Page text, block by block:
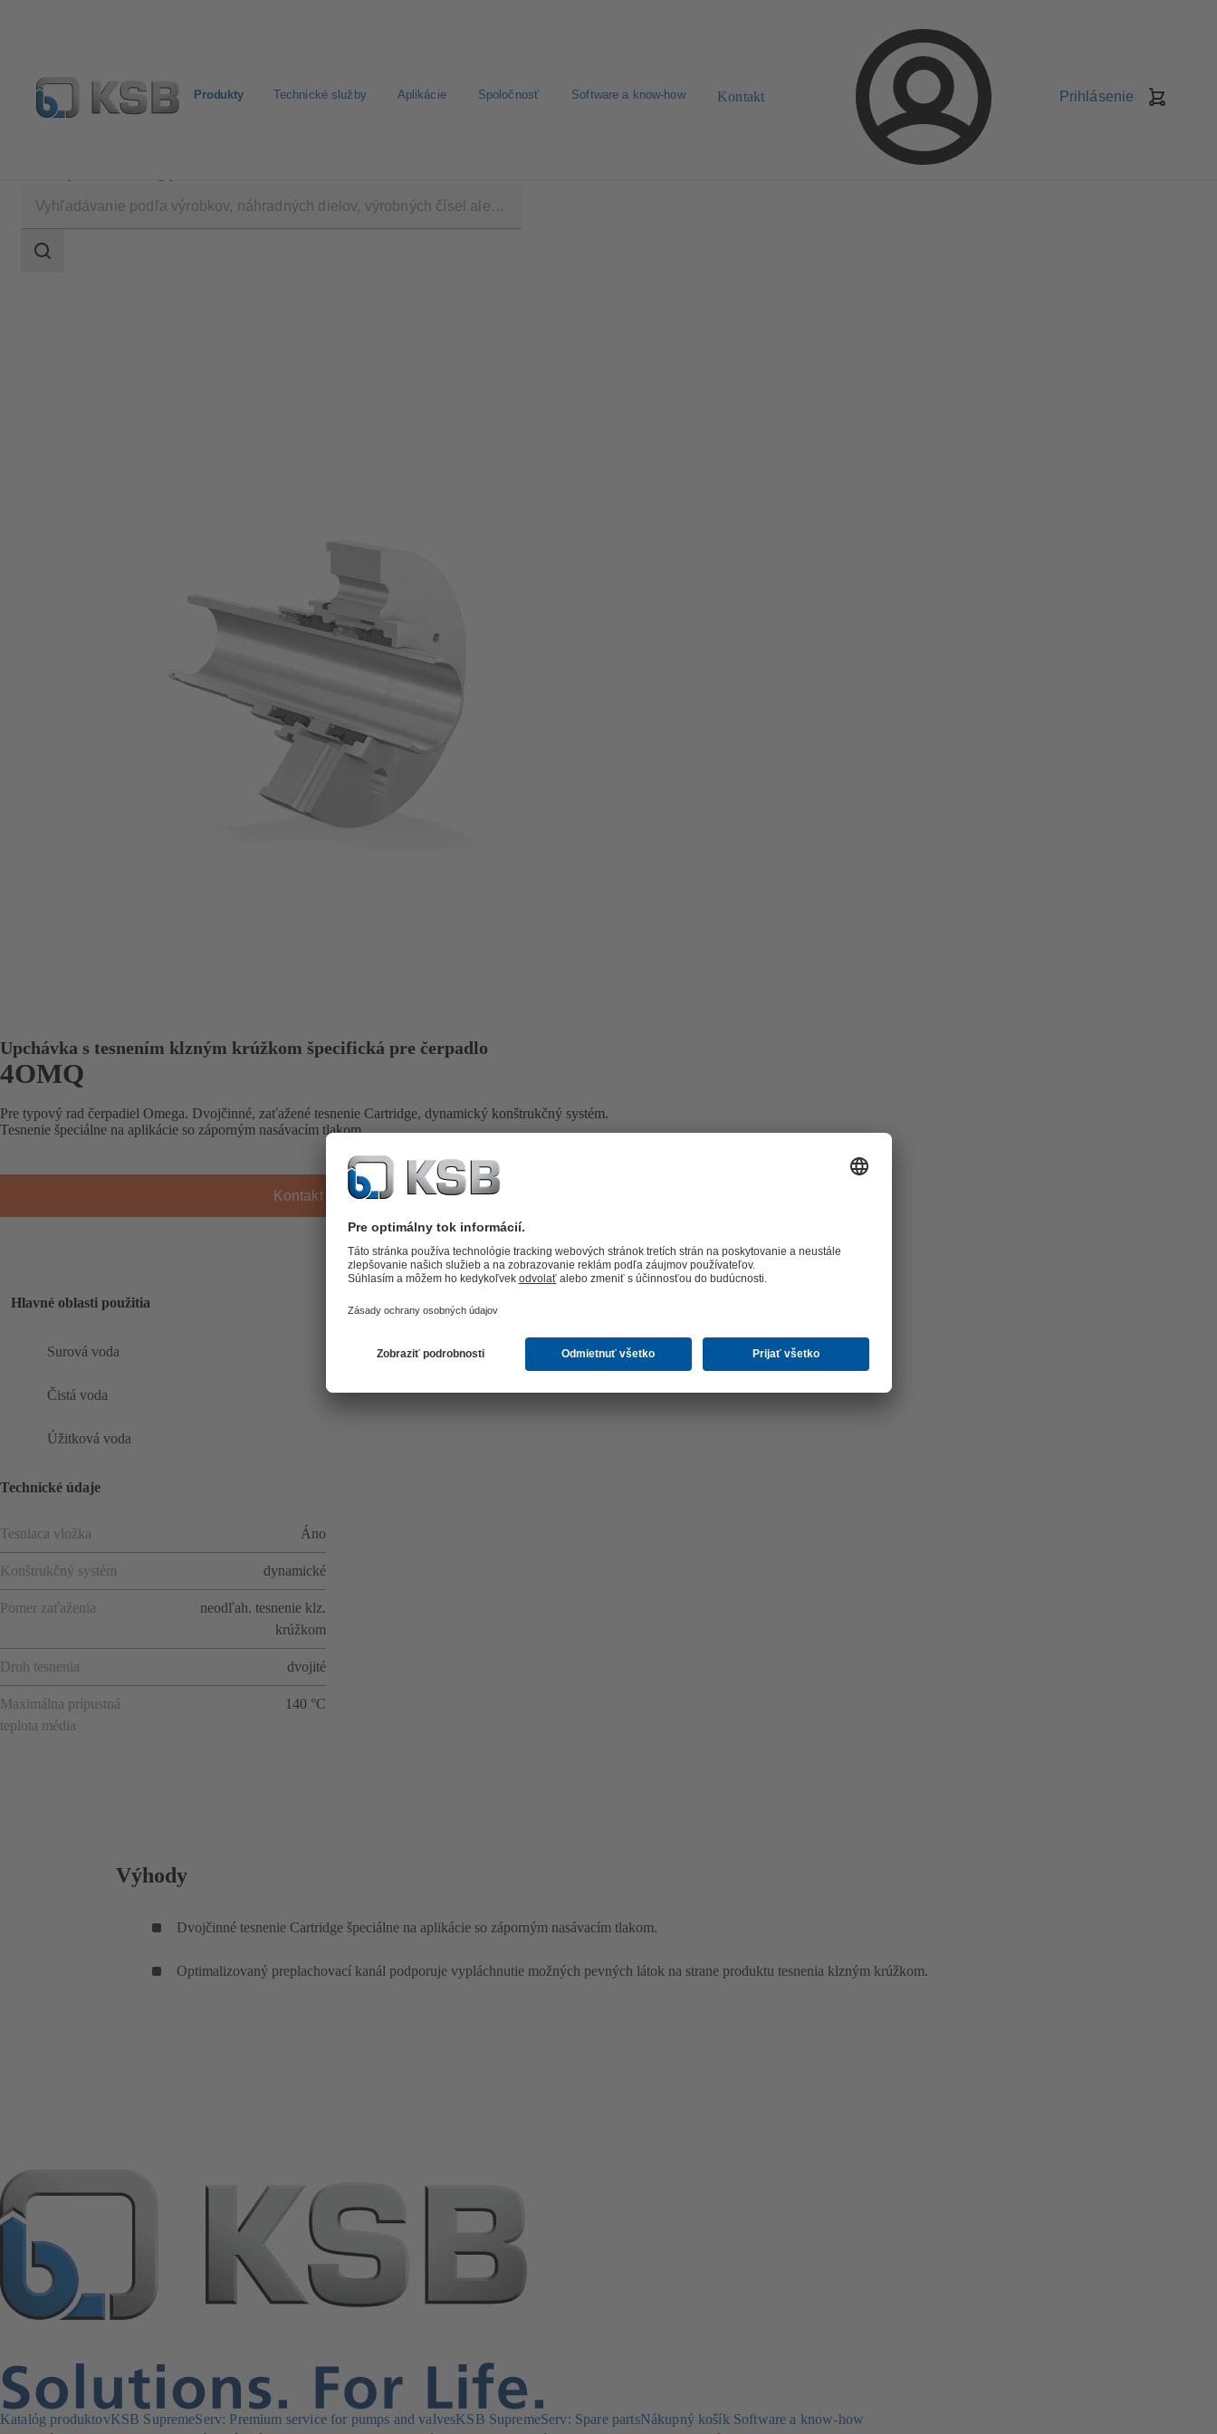
Produkty Technické služby Aplikácie Spoločnosť Software a know-how Kontakt Prihlásenie
vyhľadávania
Oblasť
Upchávka s tesnením klzným krúžkom špecifická pre čerpadlo
4OMQ
Pre typový rad čerpadiel Omega. Dvojčinné, zaťažené tesnenie Cartridge, dynamický konštrukčný systém.
Tesnenie špeciálne na aplikácie so záporným nasávacím tlakom.
Kontakt KSB
Hlavné oblasti použitia
Surová voda
Čistá voda
Úžitková voda
Technické údaje
Tesniaca vložka Áno
Konštrukčný systém dynamické
Pomer zaťaženia
neodľah. tesnenie klz.
krúžkom
Druh tesnenia dvojité
Maximálna prípustná
teplota média
140 °C
Výhody
Dvojčinné tesnenie Cartridge špeciálne na aplikácie so záporným nasávacím tlakom.
Optimalizovaný preplachovací kanál podporuje vypláchnutie možných pevných látok na strane produktu tesnenia klzným krúžkom.
Katalóg produktovKSB SupremeServ: Premium service for pumps and valvesKSB SupremeServ: Spare partsNákupný košík Software a know-how